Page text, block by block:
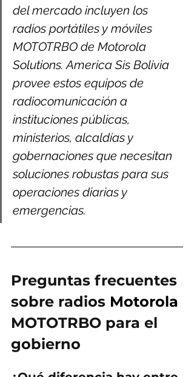
del mercado incluyen los
radios portátiles y móviles
MOTOTRBO de Motorola
Solutions. America Sis Bolivia
provee estos equipos de
radiocomunicación a
instituciones públicas,
ministerios, alcaldías y
gobernaciones que necesitan
soluciones robustas para sus
operaciones diarias y
emergencias.
Preguntas frecuentes
sobre radios Motorola
MOTOTRBO para el
gobierno